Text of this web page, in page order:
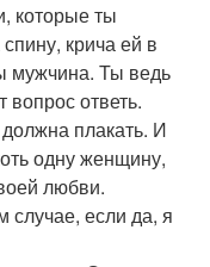
которые ты
крича ей в
мужчина. Ты ведь
ответь.
плакать. И
одну женщину,
любви.
если да, я